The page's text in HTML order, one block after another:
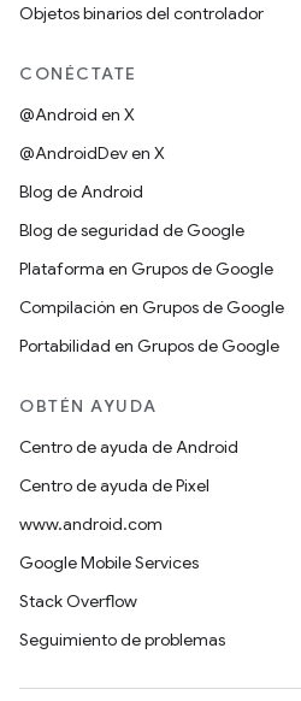
Objetos binarios del controlador
CONÉCTATE
@Android en X
@AndroidDev en X
Blog de Android
Blog de seguridad de Google
Plataforma en Grupos de Google
Compilación en Grupos de Google
Portabilidad en Grupos de Google
OBTÉN AYUDA
Centro de ayuda de Android
Centro de ayuda de Pixel
www.android.com
Google Mobile Services
Stack Overflow
Seguimiento de problemas